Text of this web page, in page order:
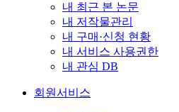
내 최근 본 논문
내 저작물관리
내 구매·신청 현황
내 서비스 사용권한
내 관심 DB
회원서비스